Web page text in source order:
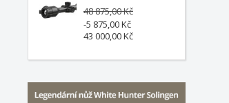
48 875,00 Kč
-5 875,00 Kč
43 000,00 Kč